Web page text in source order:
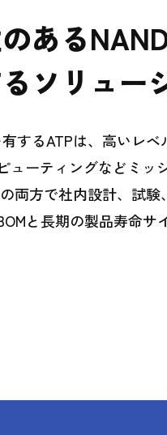
ある
ソリュー
するATPは、高いレ
ーティングなどミッ
両方で社内設計、試
と長期の製品寿命サ